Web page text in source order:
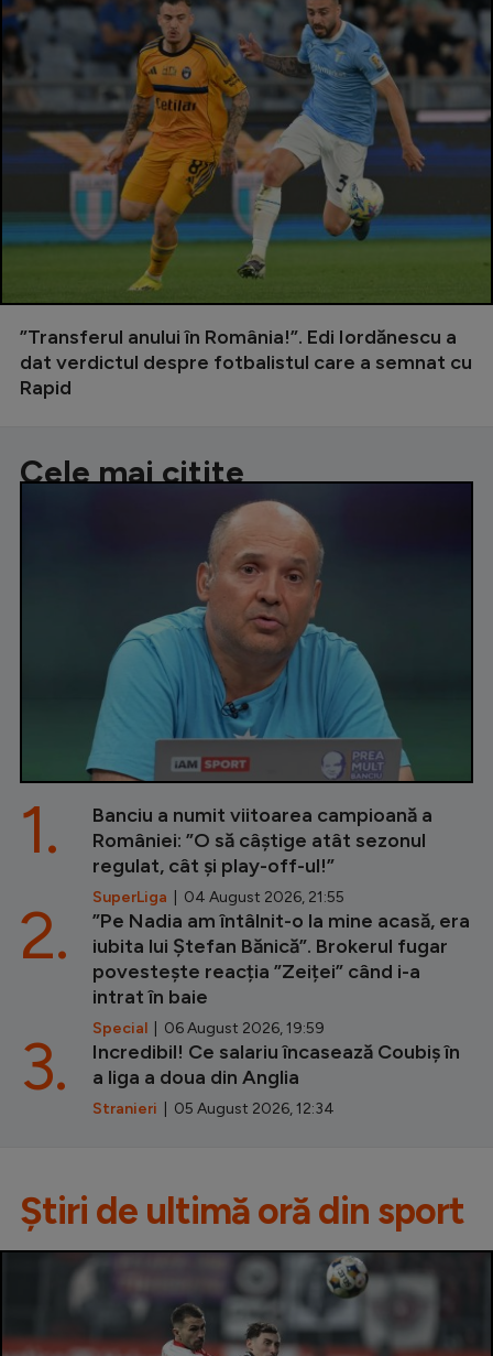
”Transferul anului în România!”. Edi Iordănescu a
dat verdictul despre fotbalistul care a semnat cu
Rapid
Cele mai citite
Banciu a numit viitoarea campioană a
României: ”O să câștige atât sezonul
regulat, cât și play-off-ul!”
SuperLiga | 04 August 2026, 21:55
1.
”Pe Nadia am întâlnit-o la mine acasă, era
iubita lui Ștefan Bănică”. Brokerul fugar
povestește reacția ”Zeiței” când i-a
intrat în baie
Special | 06 August 2026, 19:59
2.
Incredibil! Ce salariu încasează Coubiș în
a liga a doua din Anglia
Stranieri | 05 August 2026, 12:34
3.
Știri de ultimă oră din sport